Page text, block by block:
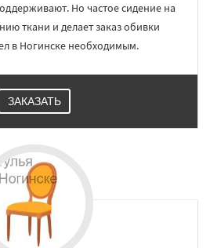
Но частое сидение на
ткани и делает заказ обивки
в Ногинске необходимым.
ЗАКАЗАТЬ